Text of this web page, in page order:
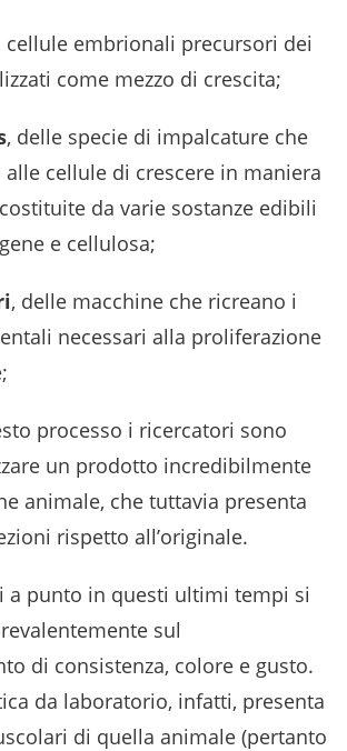
cellule embrionali precursori dei
come mezzo di crescita;
, delle specie di impalcature che
cellule di crescere in maniera
da varie sostanze edibili
e cellulosa;
, delle macchine che ricreano i
necessari alla proliferazione
processo i ricercatori sono
un prodotto incredibilmente
animale, che tuttavia presenta
rispetto all’originale.
a punto in questi ultimi tempi si
sul
di consistenza, colore e gusto.
da laboratorio, infatti, presenta
di quella animale (pertanto